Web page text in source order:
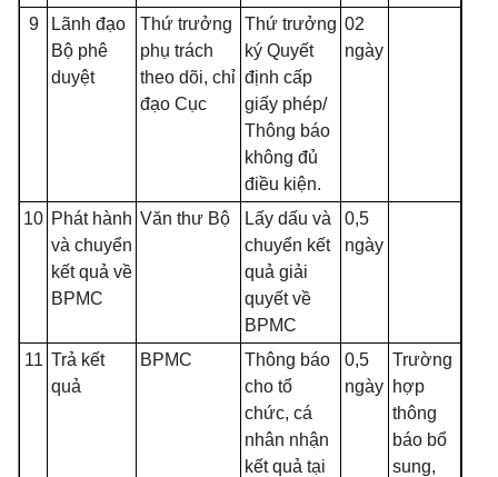
9
Lãnh đạo
Bộ phê
duyệt
Thứ trưởng
phụ trách
theo dõi, chỉ
đạo Cục
Thứ trưởng
ký Quyết
định cấp
giấy phép/
Thông báo
không đủ
điều kiện.
02
ngày
10 Phát hành
và chuyển
kết quả về
BPMC
Văn thư Bộ
Lấy dấu và
chuyển kết
quả giải
quyết về
BPMC
0,5
ngày
11 Trả kết
quả
BPMC
Thông báo
cho tổ
chức, cá
nhân nhận
kết quả tại
0,5
ngày
Trường
hợp
thông
báo bổ
sung,